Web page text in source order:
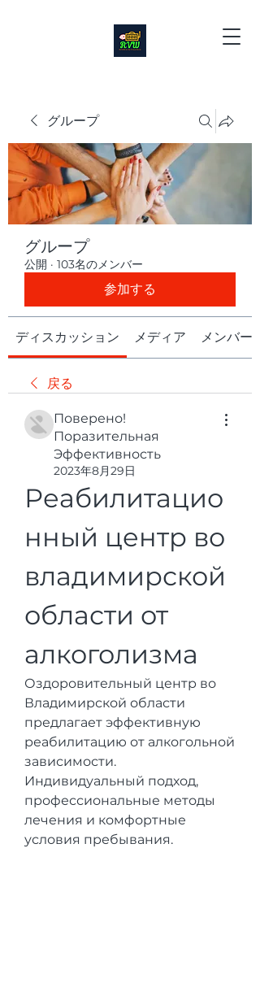
グループ
グループ
公開 · 103名のメンバー
参加する
ディスカッション メディア メンバー
戻る
Поверено!
Поразительная
Эффективность
2023年8月29日
Реабилитацио
нный центр во
владимирской
области от
алкоголизма
Оздоровительный центр во
Владимирской области
предлагает эффективную
реабилитацию от алкогольной
зависимости.
Индивидуальный подход,
профессиональные методы
лечения и комфортные
условия пребывания.